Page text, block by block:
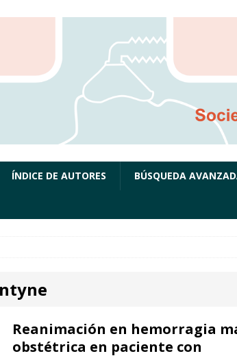
ÍNDICE DE AUTORES BÚSQUEDA
Reanimación en hemorragia
obstétrica en paciente con